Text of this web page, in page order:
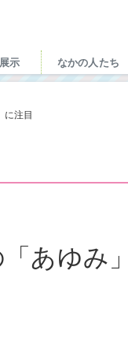
クロ
示 なかの人たち
に注目
あゆみ